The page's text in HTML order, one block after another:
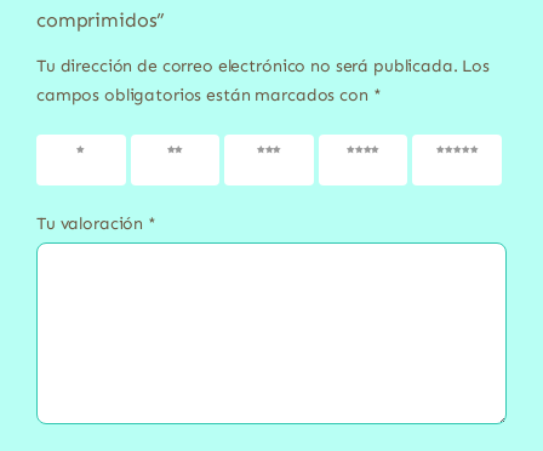
comprimidos”
Tu dirección de correo electrónico no será publicada. Los
campos obligatorios están marcados con *
1 de 5
2 de 5
3 de 5
4 de 5
5 de 5
Tu valoración *